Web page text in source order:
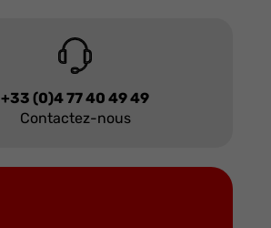
+33 (0)4 77 40 49 49
Contactez-nous